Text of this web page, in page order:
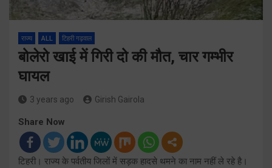
राज्य ALL टिहरी गढ़वाल
बोलेरो खाई में गिरी दो की मौत, चार गम्भीर
घायल
3 years ago Girish Gairola
Share Now
टिहरी। राज्य के पर्वतीय जिलों में सड़क हादसे थमने का नाम नहीं ले रहे है।